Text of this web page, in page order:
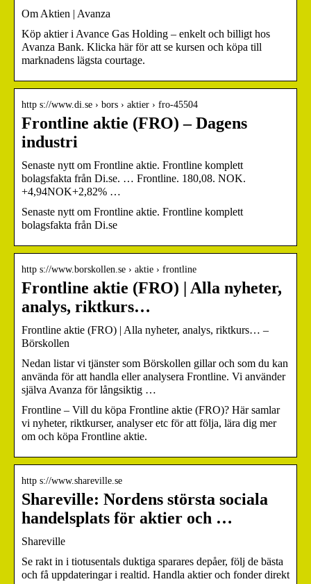
Om Aktien | Avanza
Köp aktier i Avance Gas Holding – enkelt och billigt hos
Avanza Bank. Klicka här för att se kursen och köpa till
marknadens lägsta courtage.
http s://www.di.se › bors › aktier › fro-45504
Frontline aktie (FRO) – Dagens
industri
Senaste nytt om Frontline aktie. Frontline komplett
bolagsfakta från Di.se. … Frontline. 180,08. NOK.
+4,94NOK+2,82% …
Senaste nytt om Frontline aktie. Frontline komplett
bolagsfakta från Di.se
http s://www.borskollen.se › aktie › frontline
Frontline aktie (FRO) | Alla nyheter,
analys, riktkurs…
Frontline aktie (FRO) | Alla nyheter, analys, riktkurs… –
Börskollen
Nedan listar vi tjänster som Börskollen gillar och som du kan
använda för att handla eller analysera Frontline. Vi använder
själva Avanza för långsiktig …
Frontline – Vill du köpa Frontline aktie (FRO)? Här samlar
vi nyheter, riktkurser, analyser etc för att följa, lära dig mer
om och köpa Frontline aktie.
http s://www.shareville.se
Shareville: Nordens största sociala
handelsplats för aktier och …
Shareville
Se rakt in i tiotusentals duktiga sparares depåer, följ de bästa
och få uppdateringar i realtid. Handla aktier och fonder direkt